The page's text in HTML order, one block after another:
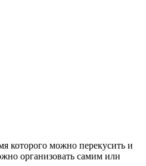
которого можно перекусить и
организовать самим или